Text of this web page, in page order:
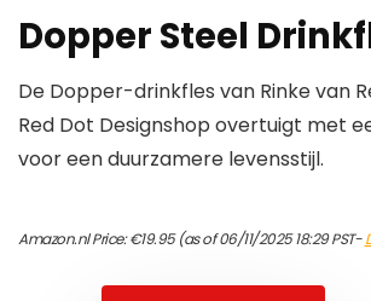
Dopper Steel
De Dopper-drinkfles van Rinke van
Red Dot Designshop overtuigt met
voor een duurzamere levensstijl.
Amazon.nl Price:€19.95(as of 06/11/2025 18:29 PST-